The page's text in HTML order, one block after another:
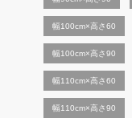
幅100cm×高さ60
幅100cm×高さ90
幅110cm×高さ60
幅110cm×高さ90